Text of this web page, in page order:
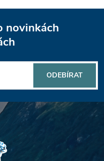
novinkách
ODEBÍRAT